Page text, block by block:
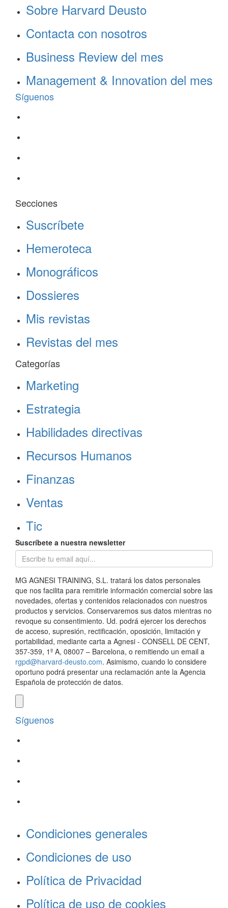
Sobre Harvard Deusto
Contacta con nosotros
Business Review del mes
Management & Innovation del mes
Síguenos
Secciones
Suscríbete
Hemeroteca
Monográficos
Dossieres
Mis revistas
Revistas del mes
Categorías
Marketing
Estrategia
Habilidades directivas
Recursos Humanos
Finanzas
Ventas
Tic
Suscríbete a nuestra newsletter
MG AGNESI TRAINING, S.L. tratará los datos personales
que nos facilita para remitirle información comercial sobre las
novedades, ofertas y contenidos relacionados con nuestros
productos y servicios. Conservaremos sus datos mientras no
revoque su consentimiento. Ud. podrá ejercer los derechos
de acceso, supresión, rectificación, oposición, limitación y
portabilidad, mediante carta a Agnesi - CONSELL DE CENT,
357-359, 1º A, 08007 – Barcelona, o remitiendo un email a
rgpd@harvard-deusto.com. Asimismo, cuando lo considere
oportuno podrá presentar una reclamación ante la Agencia
Española de protección de datos.
Síguenos
Condiciones generales
Condiciones de uso
Política de Privacidad
Política de uso de cookies